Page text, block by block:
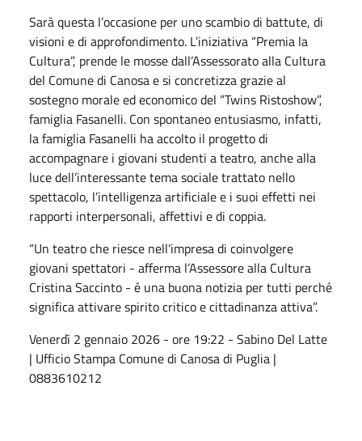
Sarà questa l’occasione per uno scambio di battute, di
visioni e di approfondimento. L’iniziativa “Premia la
Cultura”, prende le mosse dall’Assessorato alla Cultura
del Comune di Canosa e si concretizza grazie al
sostegno morale ed economico del “Twins Ristoshow”,
famiglia Fasanelli. Con spontaneo entusiasmo, infatti,
la famiglia Fasanelli ha accolto il progetto di
accompagnare i giovani studenti a teatro, anche alla
luce dell’interessante tema sociale trattato nello
spettacolo, l’intelligenza artificiale e i suoi effetti nei
rapporti interpersonali, affettivi e di coppia.
“Un teatro che riesce nell’impresa di coinvolgere
giovani spettatori - afferma l’Assessore alla Cultura
Cristina Saccinto - é una buona notizia per tutti perché
significa attivare spirito critico e cittadinanza attiva”.
Venerdì 2 gennaio 2026 - ore 19:22 - Sabino Del Latte
| Ufficio Stampa Comune di Canosa di Puglia |
0883610212